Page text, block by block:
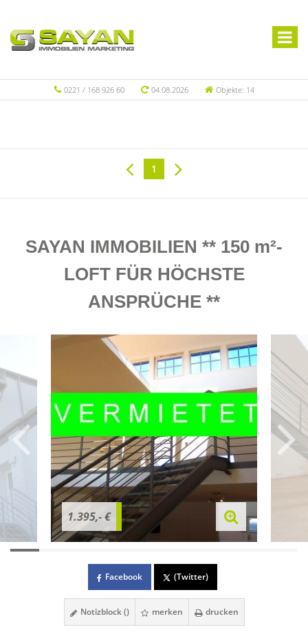
0221 / 168 926 60 04.08.2026 Objekte: 14
1
SAYAN IMMOBILIEN ** 150 m²-
LOFT FÜR HÖCHSTE
ANSPRÜCHE **
1.395,- €
Facebook (Twitter)
Notizblock () merken drucken